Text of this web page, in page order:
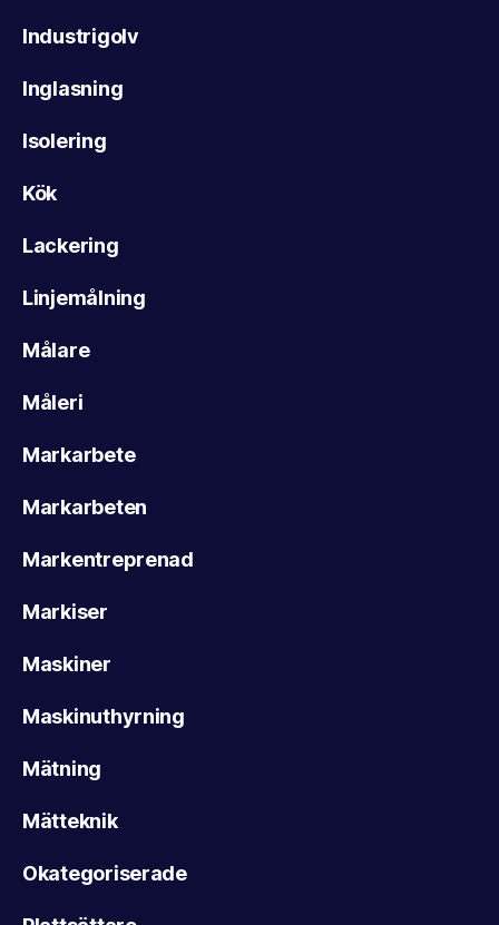
Industrigolv
Inglasning
Isolering
Kök
Lackering
Linjemålning
Målare
Måleri
Markarbete
Markarbeten
Markentreprenad
Markiser
Maskiner
Maskinuthyrning
Mätning
Mätteknik
Okategoriserade